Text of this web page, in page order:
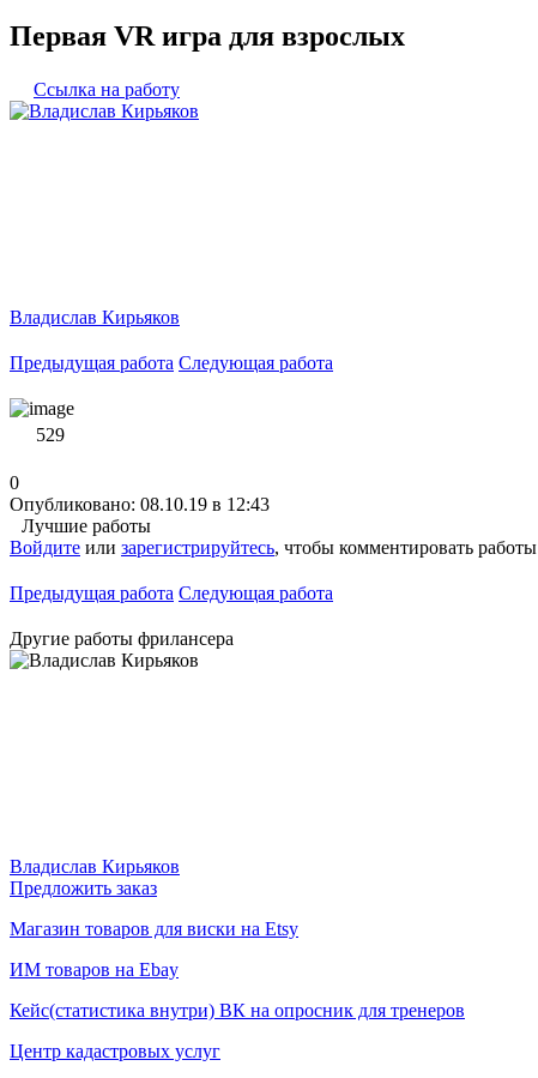
Первая VR игра для взрослых
Ссылка на работу
Владислав Кирьяков
Предыдущая работа Следующая работа
529
0
Опубликовано: 08.10.19 в 12:43
Лучшие работы
Войдите или зарегистрируйтесь, чтобы комментировать
Предыдущая работа Следующая работа
Другие работы фрилансера
Владислав Кирьяков
Предложить заказ
Магазин товаров для виски на Etsy
ИМ товаров на Ebay
Кейс(статистика внутри) ВК на опросник для тренеров
Центр кадастровых услуг